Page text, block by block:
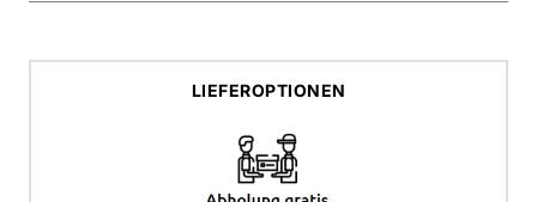
LIEFEROPTIONEN